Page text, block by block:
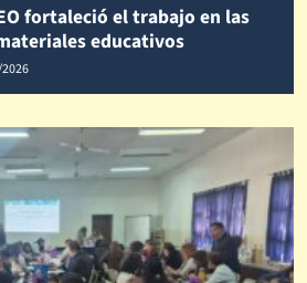
fortaleció el trabajo en las
educativos